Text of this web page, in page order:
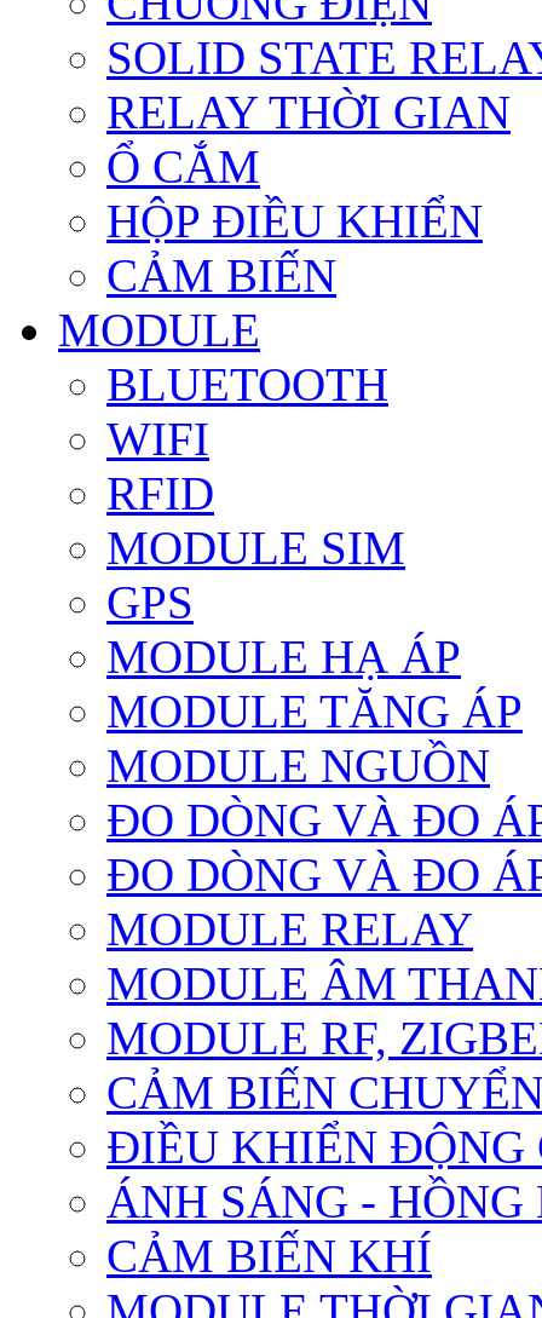
SOLID STATE
RELAY THỜI GIAN
Ổ CẮM
HỘP ĐIỀU KHIỂN
CẢM BIẾN
MODULE
BLUETOOTH
WIFI
RFID
MODULE SIM
GPS
MODULE HẠ ÁP
MODULE TĂNG ÁP
MODULE NGUỒN
ĐO DÒNG VÀ ĐO
ĐO DÒNG VÀ ĐO
MODULE RELAY
MODULE ÂM
MODULE RF,
CẢM BIẾN
ĐIỀU KHIỂN ĐỘNG
ÁNH SÁNG - HỒNG
CẢM BIẾN KHÍ